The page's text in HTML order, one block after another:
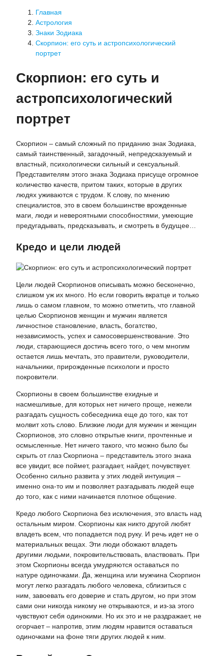
Главная
Астрология
Знаки Зодиака
Скорпион: его суть и астропсихологический
портрет
Скорпион: его суть и
астропсихологический
портрет
Скорпион – самый сложный по приданию знак Зодиака,
самый таинственный, загадочный, непредсказуемый и
властный, психологически сильный и сексуальный.
Представителям этого знака Зодиака присуще огромное
количество качеств, притом таких, которые в других
людях уживаются с трудом. К слову, по мнению
специалистов, это в своем большинстве врожденные
маги, люди и невероятными способностями, умеющие
предугадывать, предсказывать, и смотреть в будущее…
Кредо и цели людей
Цели людей Скорпионов описывать можно бесконечно,
слишком уж их много. Но если говорить вкратце и только
лишь о самом главном, то можно отметить, что главной
целью Скорпионов женщин и мужчин является
личностное становление, власть, богатство,
независимость, успех и самосовершенствование. Это
люди, старающиеся достичь всего того, о чем многим
остается лишь мечтать, это правители, руководители,
начальники, прирожденные психологи и просто
покровители.
Скорпионы в своем большинстве ехидные и
насмешливые, для которых нет ничего проще, нежели
разгадать сущность собеседника еще до того, как тот
молвит хоть слово. Близкие люди для мужчин и женщин
Скорпионов, это словно открытые книги, прочтенные и
осмысленные. Нет ничего такого, что можно было бы
скрыть от глаз Скорпиона – представитель этого знака
все увидит, все поймет, разгадает, найдет, почувствует.
Особенно сильно развита у этих людей интуиция –
именно она-то им и позволяет разгадывать людей еще
до того, как с ними начинается плотное общение.
Кредо любого Скорпиона без исключения, это власть над
остальным миром. Скорпионы как никто другой любят
владеть всем, что попадается под руку. И речь идет не о
материальных вещах. Эти люди обожают владеть
другими людьми, покровительствовать, властвовать. При
этом Скорпионы всегда умудряются оставаться по
натуре одиночками. Да, женщина или мужчина Скорпион
могут легко разгадать любого человека, сблизиться с
ним, завоевать его доверие и стать другом, но при этом
сами они никогда никому не открываются, и из-за этого
чувствуют себя одинокими. Но их это и не раздражает, не
огорчает – напротив, этим людям нравится оставаться
одиночками на фоне тяги других людей к ним.